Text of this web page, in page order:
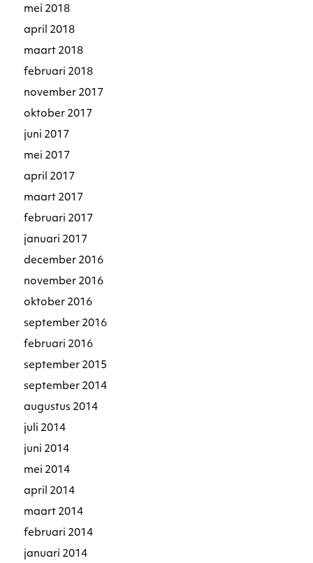
mei 2018
april 2018
maart 2018
februari 2018
november 2017
oktober 2017
juni 2017
mei 2017
april 2017
maart 2017
februari 2017
januari 2017
december 2016
november 2016
oktober 2016
september 2016
februari 2016
september 2015
september 2014
augustus 2014
juli 2014
juni 2014
mei 2014
april 2014
maart 2014
februari 2014
januari 2014